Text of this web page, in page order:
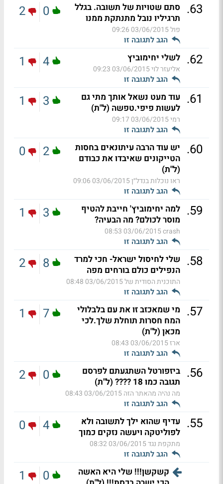
63
.
סתם שטויות של תשובה. בגלל
תרגיליו נובל מתנתקת ממנו
פול03/06/2015 09:26
הגב לתגובה זו
0
2
62
. לשלי יחימוביץ
אליעזר לוי03/06/2015 09:23
הגב לתגובה זו
4
1
61
. עוד מעט נשאל אותך מתי גם
לעשות פיפי.טפשה (ל"ת)
רמי03/06/2015 09:17
הגב לתגובה זו
3
1
60
. יש עוד הרבה עיתונאים בחסות
הטייקונים שאיבדו את כבודם
(ל"ת)
ראו נוכלות בנדל״ן03/06/2015 09:06
הגב לתגובה זו
2
0
59
. למה יחימוביץ' חייבת להטיף
מוסר לכולם? מה הבעיה?
crash
03/06/2015 08:53
הגב לתגובה זו
3
1
58
. שלי לחיסול ישראל- חכי למרד
הנפילים כולם בורחים מפה
התוכנית הסודית של03/06/2015 08:48
הגב לתגובה זו
8
2
57
. מי שמאכזב זו את עם בלבלולי
המח חסרות תוחלת שלך.לכי
מכאן (ל"ת)
ארז03/06/2015 08:43
הגב לתגובה זו
7
1
56
. ביזפורטל השתגעתם לפרסם
תגובה כמו 18 ???? (ל"ת)
מה נהיה מהאתר הזה03/06/2015 08:43
הגב לתגובה זו
0
2
55
. עדיף שהוא ילך לתשובה ולא
לפוליטקה ויעשה נזקים כמוך
מתקפת נגד03/06/2015 08:32
הגב לתגובה זו
4
0
קשקשן!!! שלי היא האשה
0
1